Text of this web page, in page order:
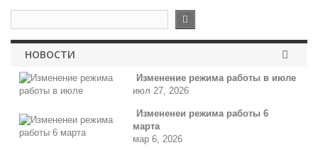
НОВОСТИ
Изменение режима работы в июле
июл 27, 2026
Измененеи режима работы 6
марта
мар 6, 2026